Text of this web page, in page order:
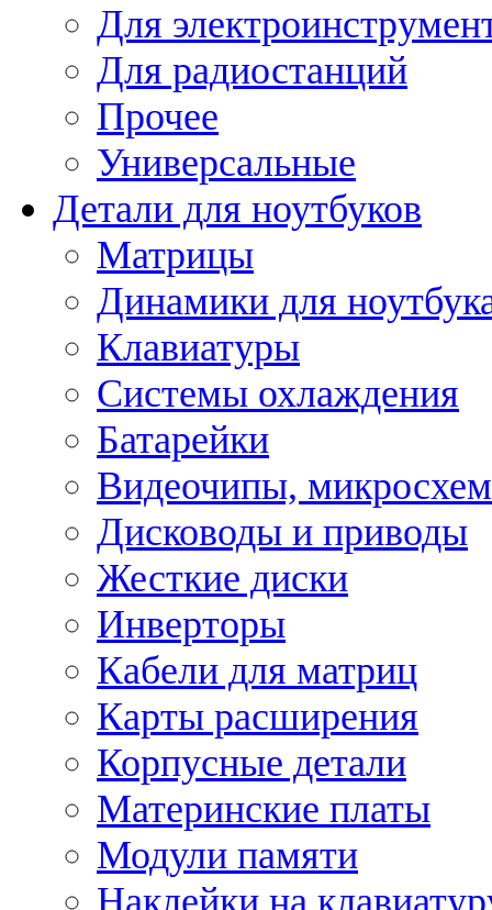
Для
Для радиостанций
Прочее
Универсальные
Детали для ноутбуков
Матрицы
Динамики для
Клавиатуры
Системы охлаждения
Батарейки
Видеочипы,
Дисководы и приводы
Жесткие диски
Инверторы
Кабели для матриц
Карты расширения
Корпусные детали
Материнские платы
Модули памяти
Наклейки на